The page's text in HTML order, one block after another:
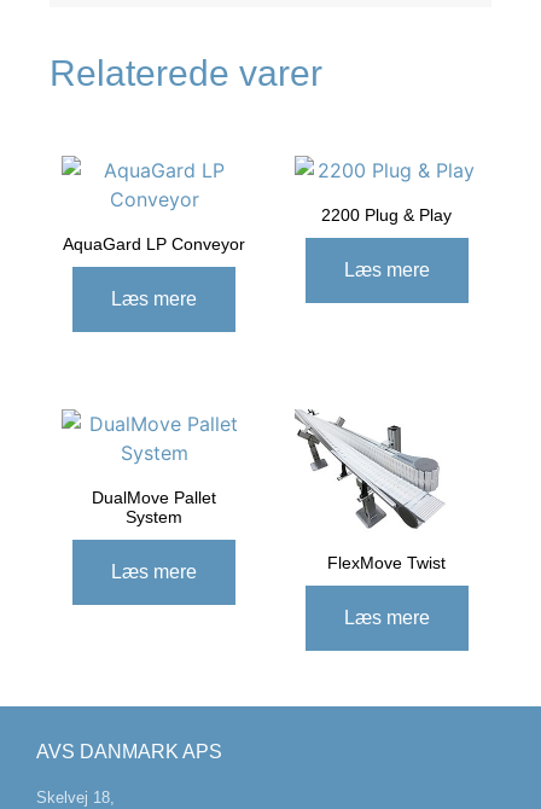
Relaterede varer
AquaGard LP Conveyor
Læs mere
2200 Plug & Play
Læs mere
DualMove Pallet
System
Læs mere FlexMove Twist
Læs mere
AVS DANMARK APS
Skelvej 18,